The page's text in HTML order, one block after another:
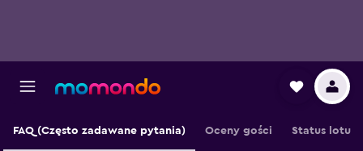
FAQ (Często zadawane pytania) Oceny gości Status lotu